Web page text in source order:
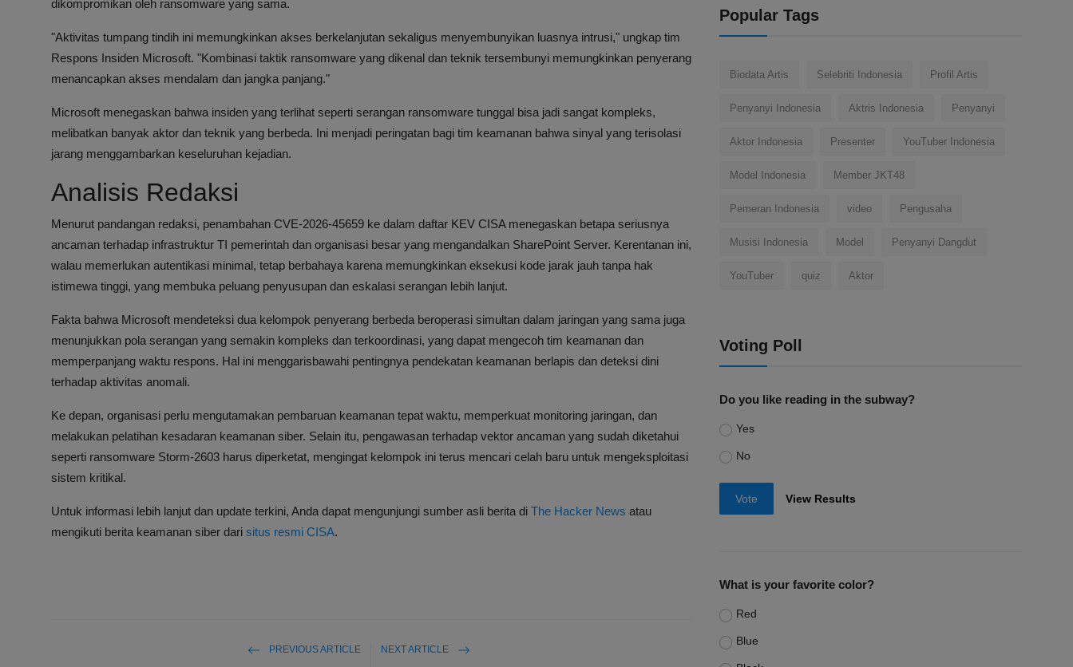
dikompromikan oleh ransomware yang sama.
"Aktivitas tumpang tindih ini memungkinkan akses berkelanjutan sekaligus menyembunyikan luasnya intrusi," ungkap tim
Respons Insiden Microsoft. "Kombinasi taktik ransomware yang dikenal dan teknik tersembunyi memungkinkan penyerang
menancapkan akses mendalam dan jangka panjang."
Microsoft menegaskan bahwa insiden yang terlihat seperti serangan ransomware tunggal bisa jadi sangat kompleks,
melibatkan banyak aktor dan teknik yang berbeda. Ini menjadi peringatan bagi tim keamanan bahwa sinyal yang terisolasi
jarang menggambarkan keseluruhan kejadian.
Analisis Redaksi
Menurut pandangan redaksi, penambahan CVE-2026-45659 ke dalam daftar KEV CISA menegaskan betapa seriusnya
ancaman terhadap infrastruktur TI pemerintah dan organisasi besar yang mengandalkan SharePoint Server. Kerentanan ini,
walau memerlukan autentikasi minimal, tetap berbahaya karena memungkinkan eksekusi kode jarak jauh tanpa hak
istimewa tinggi, yang membuka peluang penyusupan dan eskalasi serangan lebih lanjut.
Fakta bahwa Microsoft mendeteksi dua kelompok penyerang berbeda beroperasi simultan dalam jaringan yang sama juga
menunjukkan pola serangan yang semakin kompleks dan terkoordinasi, yang dapat mengecoh tim keamanan dan
memperpanjang waktu respons. Hal ini menggarisbawahi pentingnya pendekatan keamanan berlapis dan deteksi dini
terhadap aktivitas anomali.
Ke depan, organisasi perlu mengutamakan pembaruan keamanan tepat waktu, memperkuat monitoring jaringan, dan
melakukan pelatihan kesadaran keamanan siber. Selain itu, pengawasan terhadap vektor ancaman yang sudah diketahui
seperti ransomware Storm-2603 harus diperketat, mengingat kelompok ini terus mencari celah baru untuk mengeksploitasi
sistem kritikal.
Untuk informasi lebih lanjut dan update terkini, Anda dapat mengunjungi sumber asli berita di The Hacker News atau
mengikuti berita keamanan siber dari situs resmi CISA.
PREVIOUS ARTICLE NEXT ARTICLE
Popular Tags
Biodata Artis Selebriti Indonesia Profil Artis
Penyanyi Indonesia Aktris Indonesia Penyanyi
Aktor Indonesia Presenter YouTuber Indonesia
Model Indonesia Member JKT48
Pemeran Indonesia video Pengusaha
Musisi Indonesia Model Penyanyi Dangdut
YouTuber quiz Aktor
Voting Poll
Do you like reading in the subway?
Yes
No
Vote View Results
What is your favorite color?
Red
Blue